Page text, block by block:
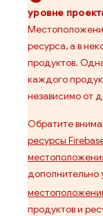
уровне
ресурса, а в
продуктов.
каждого
независимо от
Обратите
ресурсы
дополнительно
продуктов и